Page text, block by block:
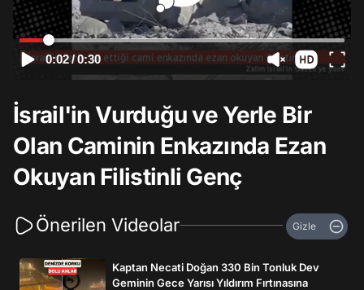
0:02/0:30
İsrail'in Vurduğu ve Yerle Bir
Olan Caminin Enkazında Ezan
Okuyan Filistinli Genç
Önerilen Videolar Gizle
Kaptan Necati Doğan 330 Bin Tonluk Dev
Geminin Gece Yarısı Yıldırım Fırtınasına